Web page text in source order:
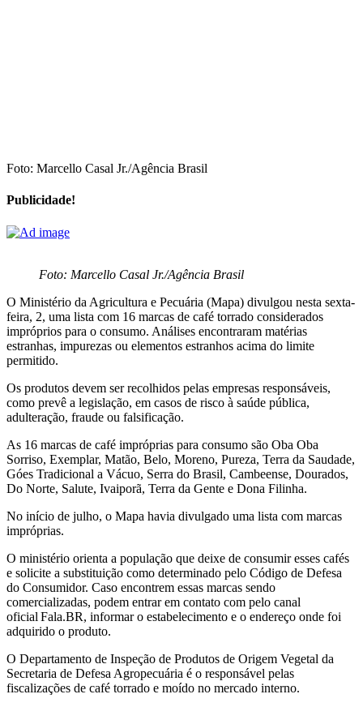
Foto: Marcello Casal Jr./Agência Brasil
Publicidade!
Foto: Marcello Casal Jr./Agência Brasil
O Ministério da Agricultura e Pecuária (Mapa) divulgou nesta sexta-
feira, 2, uma lista com 16 marcas de café torrado considerados
impróprios para o consumo. Análises encontraram matérias
estranhas, impurezas ou elementos estranhos acima do limite
permitido.
Os produtos devem ser recolhidos pelas empresas responsáveis,
como prevê a legislação, em casos de risco à saúde pública,
adulteração, fraude ou falsificação.
As 16 marcas de café impróprias para consumo são Oba Oba
Sorriso, Exemplar, Matão, Belo, Moreno, Pureza, Terra da Saudade,
Góes Tradicional a Vácuo, Serra do Brasil, Cambeense, Dourados,
Do Norte, Salute, Ivaiporã, Terra da Gente e Dona Filinha.
No início de julho, o Mapa havia divulgado uma lista com marcas
impróprias.
O ministério orienta a população que deixe de consumir esses cafés
e solicite a substituição como determinado pelo Código de Defesa
do Consumidor. Caso encontrem essas marcas sendo
comercializadas, podem entrar em contato com pelo canal
oficial Fala.BR, informar o estabelecimento e o endereço onde foi
adquirido o produto.
O Departamento de Inspeção de Produtos de Origem Vegetal da
Secretaria de Defesa Agropecuária é o responsável pelas
fiscalizações de café torrado e moído no mercado interno.